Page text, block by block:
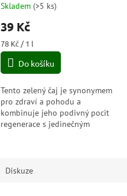
Průměrné
hodnocení
produktu
je
4,0
5
hvězdiček.
Skladem (>5 ks)
39 Kč
Měrná
cena:
78 Kč / 1 l
Do košíku
Tento zelený čaj je synonymem
pro zdraví a pohodu a
kombinuje jeho podivný pocit
regenerace s jedinečným
Diskuze